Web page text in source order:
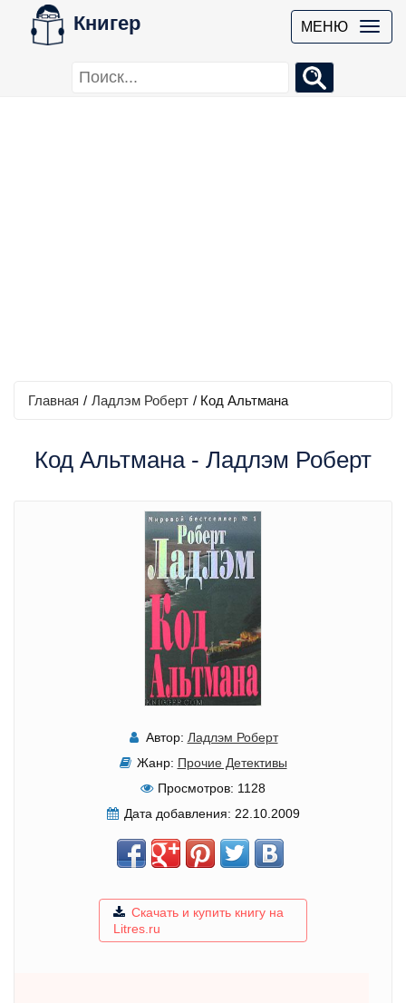
Книгер МЕНЮ
Главная / Ладлэм Роберт / Код Альтмана
Код Альтмана - Ладлэм Роберт
Автор: Ладлэм Роберт
Жанр: Прочие Детективы
Просмотров: 1128
Дата добавления: 22.10.2009
Скачать и купить книгу на
Litres.ru